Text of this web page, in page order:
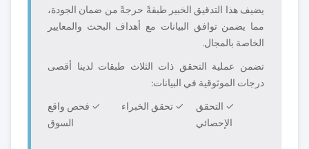
يضيف هذا التدقيق الخبير طبقةً حرجةً من ضمان الجودة،
مما يضمن توافق البيانات مع أهداف البحث والمعايير
الخاصة بالمجال.
تضمن عملية التحقق ذات الثلاث طبقات لدينا أقصى
درجات الموثوقية في البيانات:
✓ التحقق
الإحصائي
✓ تحقق الخبراء
✓ فحص واقع
السوق